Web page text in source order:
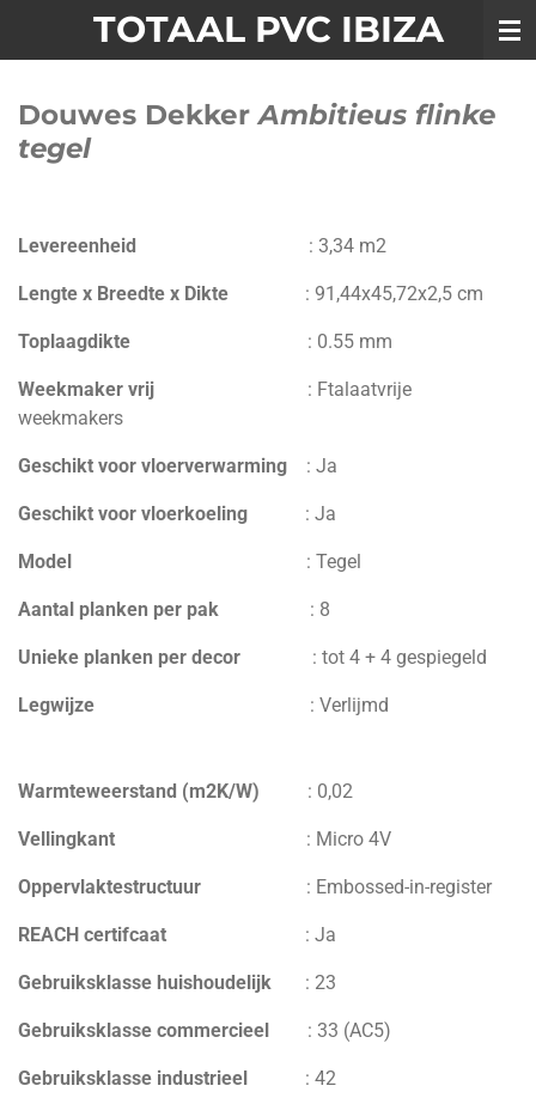
de
hoofdinhoud
TOTAAL PVC IBIZA
Douwes DekkerAmbitieus flinke
tegel
Levereenheid : 3,34 m2
Lengte x Breedte x Dikte : 91,44x45,72x2,5 cm
Toplaagdikte : 0.55 mm
Weekmaker vrij : Ftalaatvrije
weekmakers
Geschikt voor vloerverwarming : Ja
Geschikt voor vloerkoeling : Ja
Model : Tegel
Aantal planken per pak : 8
Unieke planken per decor : tot 4 + 4 gespiegeld
Legwijze : Verlijmd
Warmteweerstand (m2K/W) : 0,02
Vellingkant : Micro 4V
Oppervlaktestructuur : Embossed-in-register
REACH certifcaat : Ja
Gebruiksklasse huishoudelijk : 23
Gebruiksklasse commercieel : 33 (AC5)
Gebruiksklasse industrieel : 42